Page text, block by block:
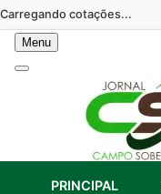
Skip
to
content
Carregando cotações...
Menu
PRINCIPAL